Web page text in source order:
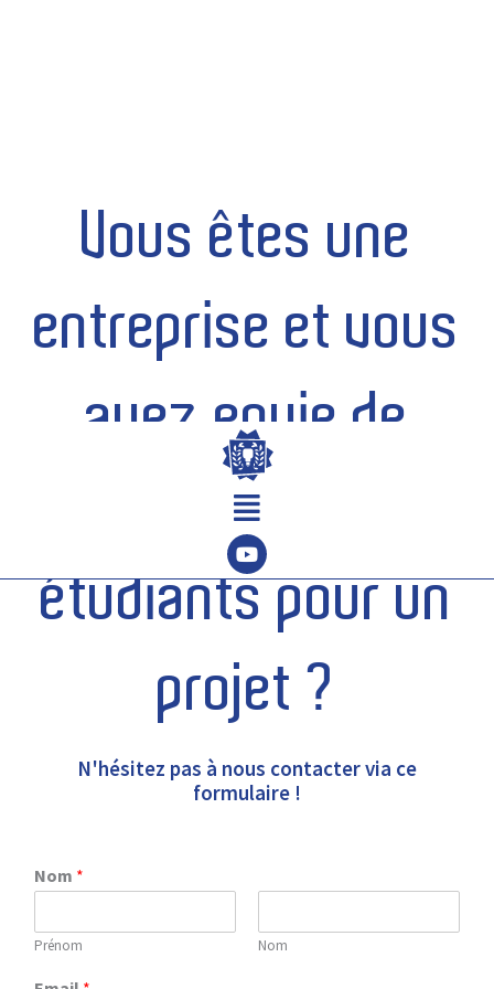
Menu
Vous êtes une
entreprise et vous
avez envie de
faire appel aux
étudiants pour un
projet ?
N'hésitez pas à nous contacter via ce
formulaire !
Nom *
Prénom Nom